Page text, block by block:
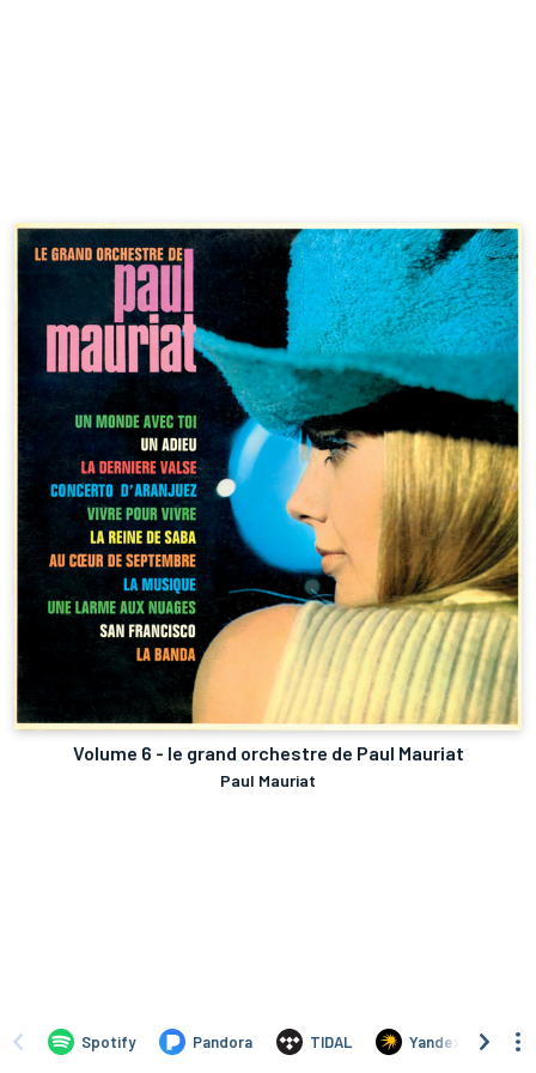
Volume 6 - le grand orchestre de Paul Mauriat
Paul Mauriat
Spotify Pandora TIDAL Yandex